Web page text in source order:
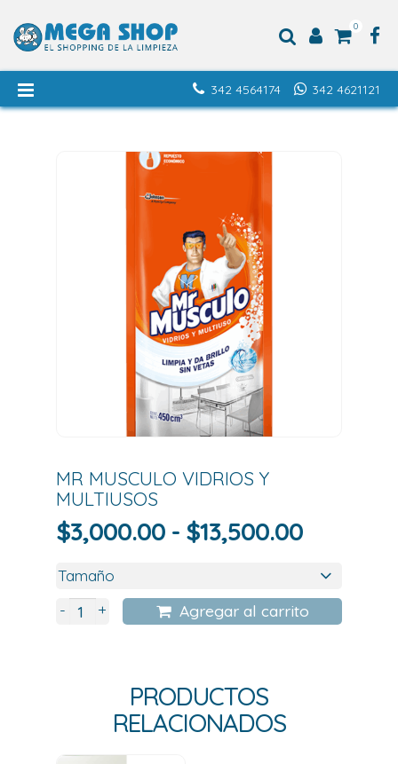
0
342 4621121
342 4564174
MR MUSCULO VIDRIOS Y
MULTIUSOS
$3,000.00 - $13,500.00Rango
precios:
desde
- + Agregar al carrito
PRODUCTOS
RELACIONADOS